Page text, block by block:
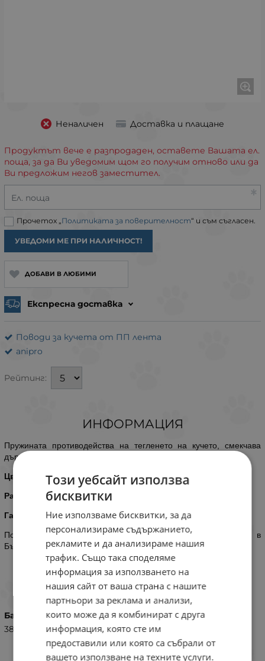
Неналичен Доставка и плащане
Продуктът вече е разпродаден, оставете Вашата ел.
поща, за да Ви уведомим щом го получим отново или да
Ви предложим негов заместител.
Ел. поща
Прочетох „Политиката за поверителност“ и съм съгласен.
УВЕДОМИ МЕ ПРИ НАЛИЧНОСТ!
ДОБАВИ В ЛЮБИМИ
Експресна доставка
Поводи за кучета от ПП лента
anipro
Рейтинг:
ИНФОРМАЦИЯ
Пружината противодейства на тегленето на кучето, смекчава
дърпането и предпазва врата от охлузване.
Цвят - черно.
Рамер - ф 14 мм/ дължина 120 см
Гаранция 2 години
Поводи от въже с метален обков, произведени от
в
България.
ХАРАКТЕРИСТИКИ
Баркод (ISBN, UPC, др.)
3800127383676
Този уебсайт използва
бисквитки
Ние използваме бисквитки, за да
персонализираме съдържанието,
рекламите и да анализираме нашия
трафик. Също така споделяме
информация за използването на
нашия сайт от ваша страна с нашите
партньори за реклама и анализи,
които може да я комбинират с друга
информация, която сте им
предоставили или която са събрали от
вашето използване на техните услуги.